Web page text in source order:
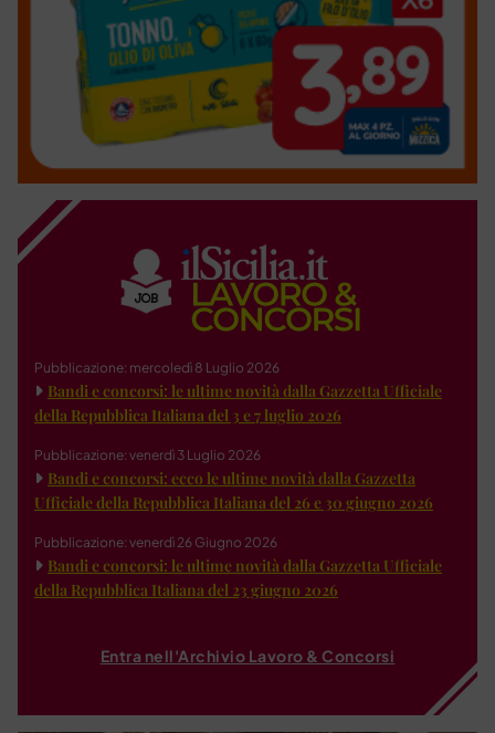
Pubblicazione: mercoledì 8 Luglio 2026
Bandi e concorsi: le ultime novità dalla Gazzetta Ufficiale
della Repubblica Italiana del 3 e 7 luglio 2026
Pubblicazione: venerdì 3 Luglio 2026
Bandi e concorsi: ecco le ultime novità dalla Gazzetta
Ufficiale della Repubblica Italiana del 26 e 30 giugno 2026
Pubblicazione: venerdì 26 Giugno 2026
Bandi e concorsi: le ultime novità dalla Gazzetta Ufficiale
della Repubblica Italiana del 23 giugno 2026
Entra nell'Archivio Lavoro & Concorsi